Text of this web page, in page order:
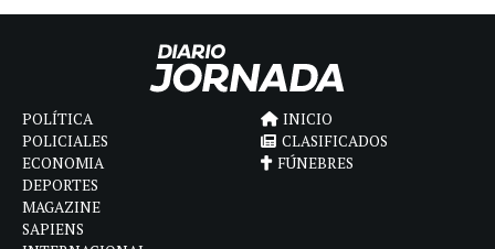
POLÍTICA
POLICIALES
ECONOMIA
DEPORTES
MAGAZINE
SAPIENS
INICIO
CLASIFICADOS
FÚNEBRES